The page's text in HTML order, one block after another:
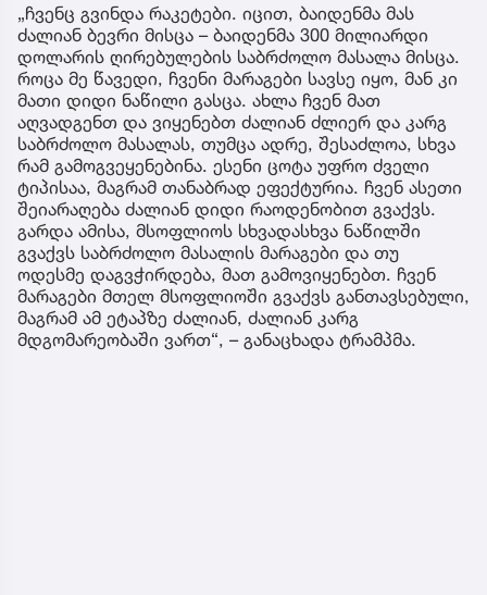
„ჩვენც გვინდა რაკეტები. იცით, ბაიდენმა მას
ძალიან ბევრი მისცა – ბაიდენმა 300 მილიარდი
დოლარის ღირებულების საბრძოლო მასალა მისცა.
როცა მე წავედი, ჩვენი მარაგები სავსე იყო, მან კი
მათი დიდი ნაწილი გასცა. ახლა ჩვენ მათ
აღვადგენთ და ვიყენებთ ძალიან ძლიერ და კარგ
საბრძოლო მასალას, თუმცა ადრე, შესაძლოა, სხვა
რამ გამოგვეყენებინა. ესენი ცოტა უფრო ძველი
ტიპისაა, მაგრამ თანაბრად ეფექტურია. ჩვენ ასეთი
შეიარაღება ძალიან დიდი რაოდენობით გვაქვს.
გარდა ამისა, მსოფლიოს სხვადასხვა ნაწილში
გვაქვს საბრძოლო მასალის მარაგები და თუ
ოდესმე დაგვჭირდება, მათ გამოვიყენებთ. ჩვენ
მარაგები მთელ მსოფლიოში გვაქვს განთავსებული,
მაგრამ ამ ეტაპზე ძალიან, ძალიან კარგ
მდგომარეობაში ვართ“, – განაცხადა ტრამპმა.